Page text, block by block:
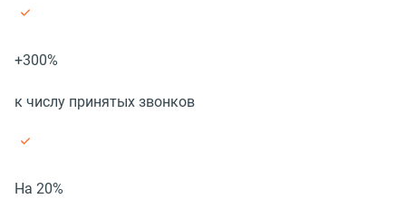
+300%
к числу принятых звонков
На 20%